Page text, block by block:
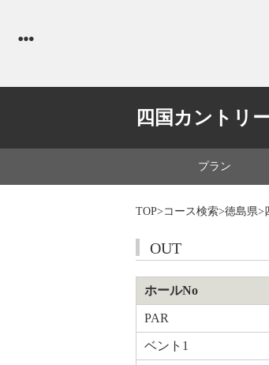
四国カントリ
プラン
TOP> コース検索>徳島県>
OUT
ホールNo
PAR
ベント1